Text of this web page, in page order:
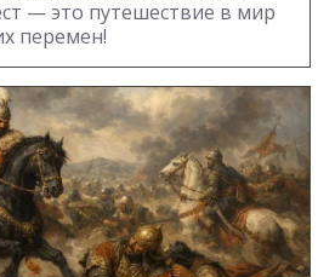
— это путешествие в мир
перемен!